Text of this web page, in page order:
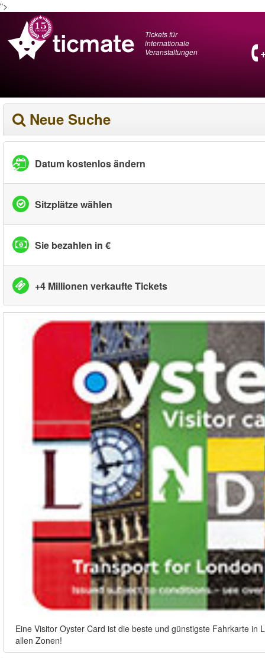
">
Tickets für
internationale
Veranstaltungen
Neue Suche
Datum kostenlos ändern
Sitzplätze wählen
Sie bezahlen in €
+4 Millionen verkaufte Tickets
Eine Visitor Oyster Card ist die beste und günstigste Fahrkarte
allen Zonen!